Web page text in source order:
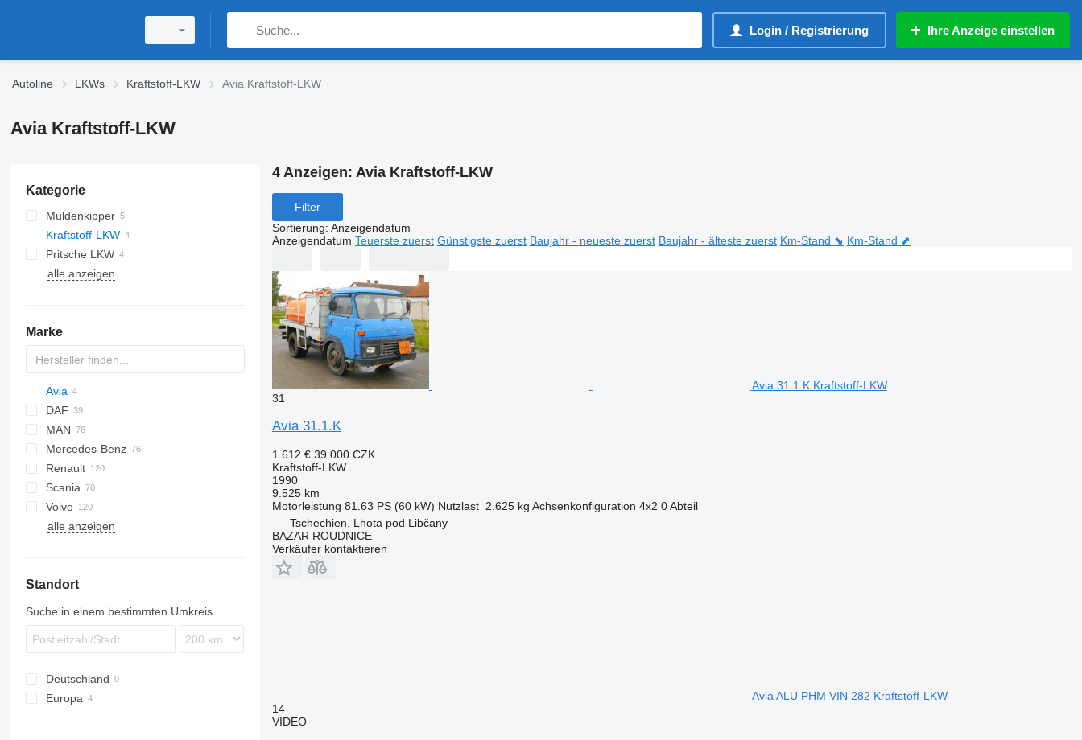
Login / Registrierung Ihre Anzeige einstellen
Autoline LKWs Kraftstoff-LKW Avia Kraftstoff-LKW
Avia Kraftstoff-LKW
Kategorie
Muldenkipper
Kraftstoff-LKW
Pritsche LKW
alle anzeigen
Marke
HD
Avia
A series
A 31
A 75
DAF
CF
LF
XD
XF
Cargo
Aumark
3309
5312
Daily
EuroCargo
Eurotech
Stralis
T-Way
Trakker
N-Series
MAN
A-series
L2000
TGA
TGM
TGS
Mercedes-Benz
Actros
Antos
Arocs
Atego
MB
Sprinter
Atleon
Cabstar
Renault
D-series
G-series
K-series
Midlum
T-series
Scania
G-series
P-series
F3000
L3000
371
NX
C5H
LT
148
Constellation
Volvo
FE
FM
VM
alle anzeigen
Standort
Suche in einem bestimmten Umkreis
Deutschland
Europa
4 Anzeigen: Avia Kraftstoff-LKW
Filter
Sortierung: Anzeigendatum
Anzeigendatum Teuerste zuerst Günstigste zuerst Baujahr - neueste zuerst Baujahr - älteste zuerst Km-Stand ⬊ Km-Stand ⬈
Avia 31.1.K Kraftstoff-LKW
31
Avia 31.1.K
1.612 € 39.000 CZK
Kraftstoff-LKW
1990
9.525 km
Motorleistung 81.63 PS (60 kW) Nutzlast 2.625 kg Achsenkonfiguration 4x2 0 Abteil
Tschechien, Lhota pod Libčany
BAZAR ROUDNICE
Verkäufer kontaktieren
Avia ALU PHM VIN 282 Kraftstoff-LKW
14
VIDEO